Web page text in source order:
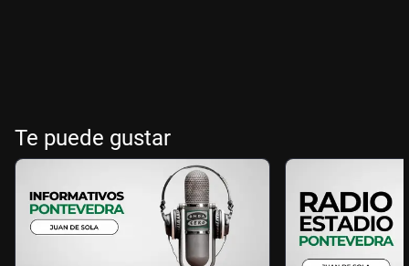
Te puede gustar